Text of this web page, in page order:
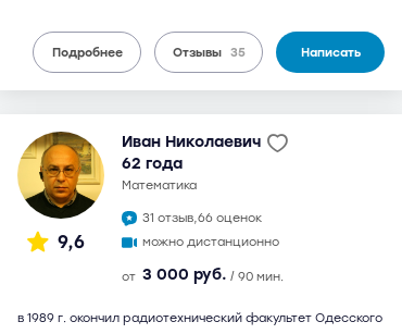
Подробнее Отзывы 35 Написать
9,6
Иван Николаевич
62 года
математика
31 отзыв,66 оценок
можно дистанционно
от 3 000 руб. / 90 мин.
в 1989 г. окончил радиотехнический факультет Одесского